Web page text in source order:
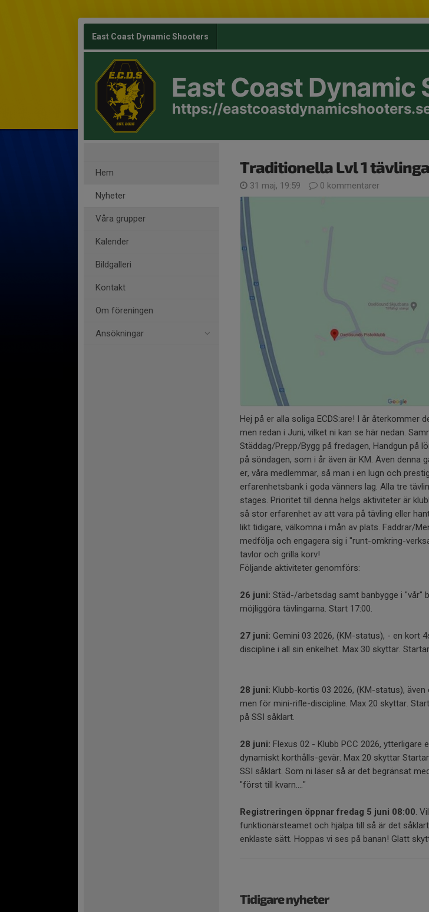
East Coast Dynamic Shooters
East Coast Dynamic
https://
Hem
Nyheter
Våra grupper
Kalender
Bildgalleri
Kontakt
Om föreningen
Ansökningar
Traditionella Lvl 1
31 maj, 19:59 0 kommentarer
Hej på er alla soliga ECDS:are! I år återkommer
men redan i Juni, vilket ni kan se här nedan.
Städdag/Prepp/Bygg på fredagen, Handgun på
på söndagen, som i år även är KM. Även denna
er, våra medlemmar, så man i en lugn och
erfarenhetsbank i goda vänners lag. Alla tre
stages. Prioritet till denna helgs aktiviteter är
så stor erfarenhet av att vara på tävling eller
likt tidigare, välkomna i mån av plats. Faddrar/
medfölja och engagera sig i "runt-omkring-
tavlor och grilla korv!
Följande aktiviteter genomförs:
26 juni: Städ-/arbetsdag samt banbygge i "vår"
möjliggöra tävlingarna. Start 17:00.
27 juni: Gemini 03 2026, (KM-status), - en kort
discipline i all sin enkelhet. Max 30 skyttar.
28 juni: Klubb-kortis 03 2026, (KM-status),
men för mini-rifle-discipline. Max 20 skyttar.
på SSI såklart.
28 juni: Flexus 02 - Klubb PCC 2026,
dynamiskt korthålls-gevär. Max 20 skyttar
SSI såklart. Som ni läser så är det begränsat
"först till kvarn...."
Registreringen öppnar fredag 5 juni 08:00 .
funktionärsteamet och hjälpa till så är det
enklaste sätt. Hoppas vi ses på banan! Glatt
Tidigare nyheter